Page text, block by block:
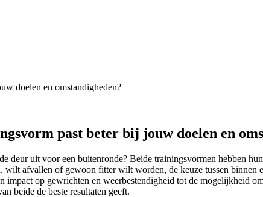
doelen en omstandigheden?
past beter bij jouw doelen en
deur uit voor een buitenronde? Beide trainingsvormen hebben
afvallen of gewoon fitter wilt worden, de keuze tussen binnen
op gewrichten en weerbestendigheid tot de mogelijkheid
beide de beste resultaten geeft.